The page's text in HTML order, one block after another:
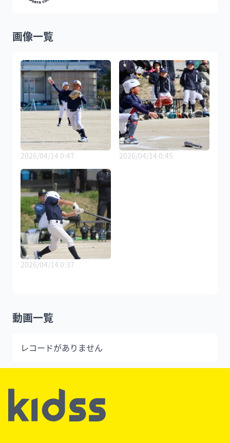
画像一覧
2026/04/14 0:47 2026/04/14 0:45
2026/04/14 0:37
動画一覧
レコードがありません